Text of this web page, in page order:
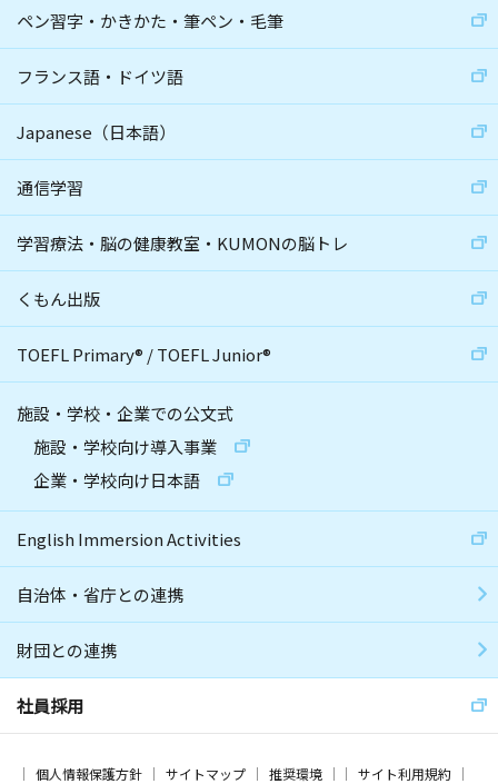
ペン習字・かきかた・筆ペン・毛筆
フランス語・ドイツ語
Japanese（日本語）
通信学習
学習療法・脳の健康教室・KUMONの脳トレ
くもん出版
TOEFL Primary® /TOEFL Junior®
施設・学校・企業での公文式
施設・学校向け導入事業
企業・学校向け日本語
English Immersion Activities
自治体・省庁との連携
財団との連携
社員採用
個人情報保護方針 サイトマップ 推奨環境 サイト利用規約